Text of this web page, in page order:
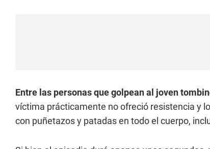
Entre las personas que golpean al joven
víctima prácticamente no ofreció resistencia y
con puñetazos y patadas en todo el cuerpo,